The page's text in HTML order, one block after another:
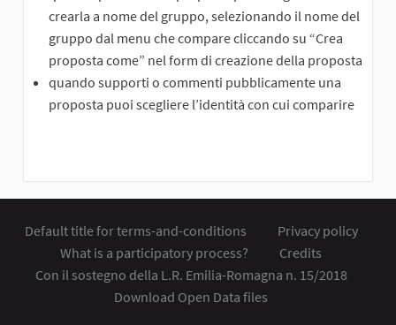
crearla a nome del gruppo, selezionando il nome del
gruppo dal menu che compare cliccando su “Crea
proposta come” nel form di creazione della proposta
quando supporti o commenti pubblicamente una
proposta puoi scegliere l’identità con cui comparire
Default title for terms-and-conditions
Privacy policy
What is a participatory process?
Credits
Con il sostegno della L.R. Emilia-Romagna n. 15/2018
Download Open Data files